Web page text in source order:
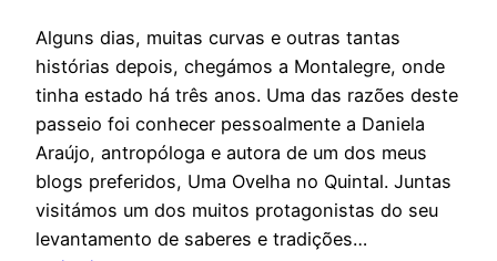
Alguns dias, muitas curvas e outras tantas
histórias depois, chegámos a Montalegre, onde
tinha estado há três anos. Uma das razões deste
passeio foi conhecer pessoalmente a Daniela
Araújo, antropóloga e autora de um dos meus
blogs preferidos, Uma Ovelha no Quintal. Juntas
visitámos um dos muitos protagonistas do seu
levantamento de saberes e tradições…